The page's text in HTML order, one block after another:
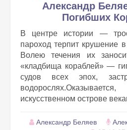
Александр
Погибших
В центре истории —
пароход терпит крушение
Волею течения их
«кладбища кораблей» —
судов всех эпох,
искусственном острове
Александр Беляев